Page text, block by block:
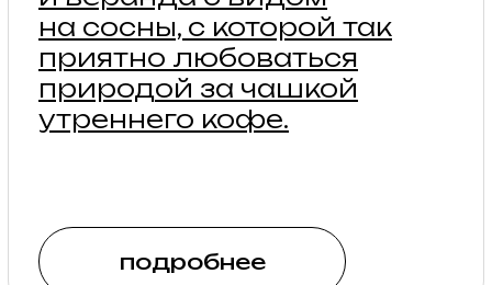
КЕМПИНГ ПОД
ПАЛАТКУ